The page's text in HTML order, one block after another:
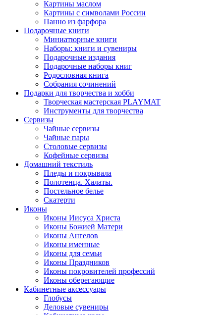
Картины маслом
Картины с символами России
Панно из фарфора
Подарочные книги
Миниатюрные книги
Наборы: книги и сувениры
Подарочные издания
Подарочные наборы книг
Родословная книга
Собрания сочинений
Подарки для творчества и хобби
Творческая мастерская PLAYMAT
Инструменты для творчества
Cервизы
Чайные сервизы
Чайные пары
Столовые сервизы
Кофейные сервизы
Домашний текстиль
Пледы и покрывала
Полотенца. Халаты.
Постельное белье
Скатерти
Иконы
Иконы Иисуса Христа
Иконы Божией Матери
Иконы Ангелов
Иконы именные
Иконы для семьи
Иконы Праздников
Иконы покровителей профессий
Иконы оберегающие
Кабинетные аксессуары
Глобусы
Деловые сувениры